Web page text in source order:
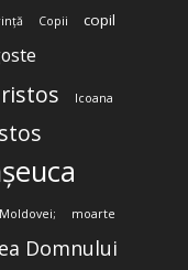
Copii
copil
Icoana
moarte
Domnului